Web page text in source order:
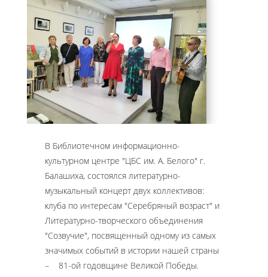
В Библиотечном информационно-
культурном центре "ЦБС им. А. Белого" г.
Балашиха, состоялся литературно-
музыкальный концерт двух коллективов:
клуба по интересам "Серебряный возраст" и
Литературно-творческого объединения
"Созвучие", посвященный одному из самых
значимых событий в истории нашей страны
– 81-ой годовщине Великой Победы.